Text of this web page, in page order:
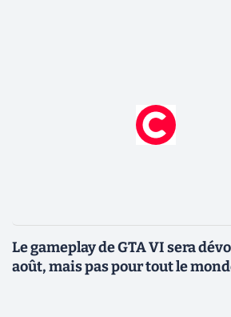
Le gameplay de GTA VI sera
août, mais pas pour tout le